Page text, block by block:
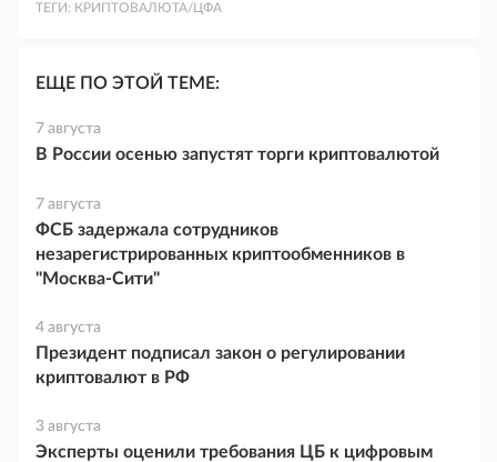
ТЕГИ: КРИПТОВАЛЮТА/ЦФА
ЕЩЕ ПО ЭТОЙ ТЕМЕ:
7 августа
В России осенью запустят торги криптовалютой
7 августа
ФСБ задержала сотрудников
незарегистрированных криптообменников в
"Москва-Сити"
4 августа
Президент подписал закон о регулировании
криптовалют в РФ
3 августа
Эксперты оценили требования ЦБ к цифровым